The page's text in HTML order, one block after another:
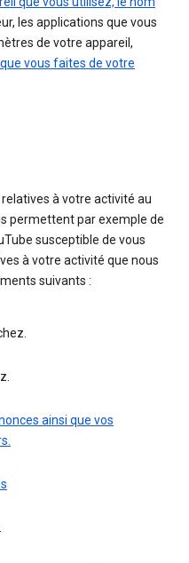
les applications que vous
de votre appareil,
vous faites de votre
à votre activité au
permettent par exemple de
susceptible de vous
à votre activité que nous
suivants :
ainsi que vos